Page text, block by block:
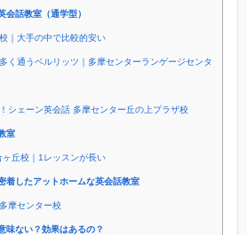
会話教室（通学型）
｜大手の中で比較的安い
く通うベルリッツ｜多摩センターランゲージセンタ
シェーン英会話 多摩センター丘の上プラザ校
室
丘校｜1レッスンが長い
着したアットホームな英会話教室
摩センター校
味ない？効果はあるの？